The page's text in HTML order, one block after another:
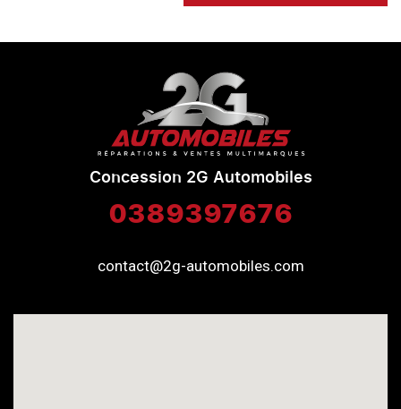
Concession 2G Automobiles
0389397676
contact@2g-automobiles.com